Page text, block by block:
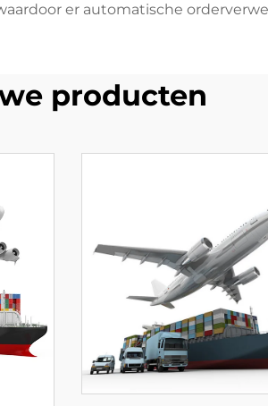
er automatische
producten